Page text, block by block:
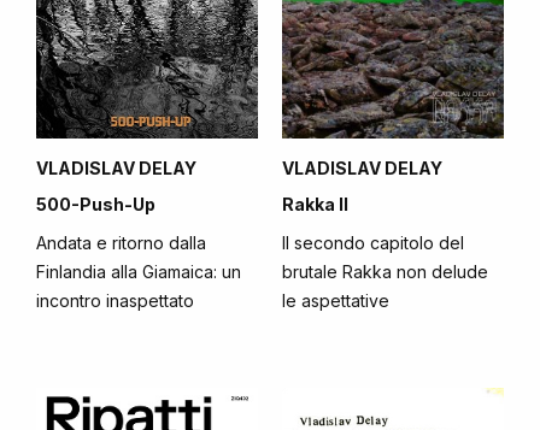
VLADISLAV DELAY
500-Push-Up
Andata e ritorno dalla
Finlandia alla Giamaica: un
incontro inaspettato
VLADISLAV DELAY
Rakka II
Il secondo capitolo del
brutale Rakka non delude
le aspettative